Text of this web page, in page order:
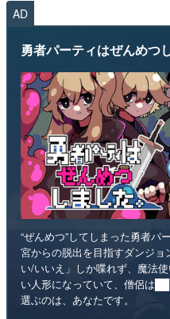
AD
勇者パーティはぜんめつ
“ぜんめつ”してしまった勇者パ
宮からの脱出を目指すダンジ
い/いいえ」しか喋れず、魔法
い人形になっていて、僧侶は
選ぶのは、あなたです。